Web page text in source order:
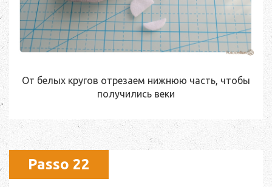
От белых кругов отрезаем нижнюю часть, чтобы
получились веки
Passo 22